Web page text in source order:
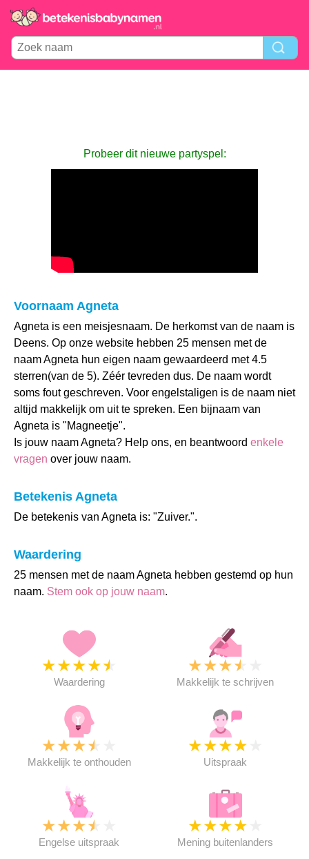
Probeer dit nieuwe partyspel:
Voornaam Agneta
Agneta is een meisjesnaam. De herkomst van de naam is
Deens. Op onze website hebben 25 mensen met de
naam Agneta hun eigen naam gewaardeerd met 4.5
sterren(van de 5). Zéér tevreden dus. De naam wordt
soms fout geschreven. Voor engelstaligen is de naam niet
altijd makkelijk om uit te spreken. Een bijnaam van
Agneta is "Magneetje".
Is jouw naam Agneta? Help ons, en beantwoord enkele
vragen over jouw naam.
Betekenis Agneta
De betekenis van Agneta is: "Zuiver.".
Waardering
25 mensen met de naam Agneta hebben gestemd op hun
naam. Stem ook op jouw naam.
★★★★★
Waardering
★★★★
Makkelijk te schrijven
★★★★
Makkelijk te onthouden
★★★★
Uitspraak
★★★★
Engelse uitspraak
★★★★
Mening buitenlanders